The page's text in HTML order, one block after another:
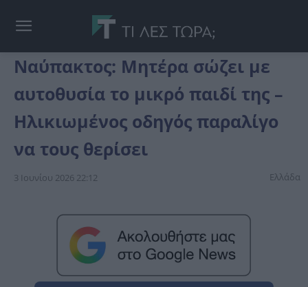
Ναύπακτος: Μητέρα σώζει με
αυτοθυσία το μικρό παιδί της –
Ηλικιωμένος οδηγός παραλίγο
να τους θερίσει
3 Ιουνίου 2026 22:12 Ελλάδα